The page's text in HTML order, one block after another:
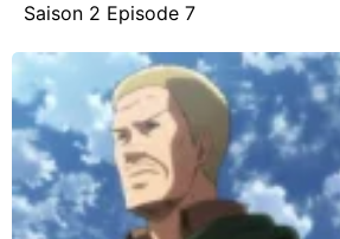
Saison 2 Episode 7